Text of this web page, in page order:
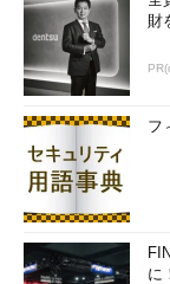
［起動/回復］ダ
るためのボタンが
［Ｂ］
財
フ
に